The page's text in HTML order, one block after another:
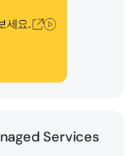
세요.
Services